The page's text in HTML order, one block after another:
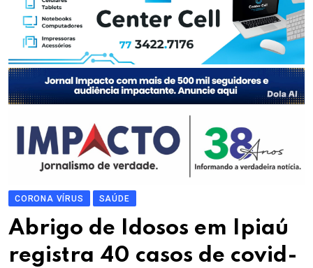
CORONA VÍRUS SAÚDE
Abrigo de Idosos em Ipiaú
registra 40 casos de covid-